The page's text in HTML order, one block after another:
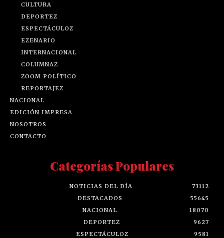
CULTURA
DEPORTEZ
ESPECTÁCULOZ
EZENARIO
INTERNACIONAL
COLUMNAZ
ZOOM POLÍTICO
REPORTAJEZ
NACIONAL
EDICIÓN IMPRESA
NOSOTROS
CONTACTO
Categorías Populares
NOTICIAS DEL DÍA
73112
DESTACADOS
55645
NACIONAL
18070
DEPORTEZ
9627
ESPECTÁCULOZ
9581